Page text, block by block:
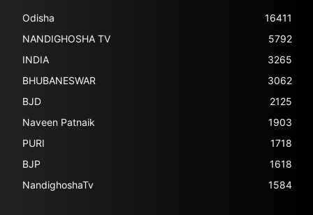
Odisha
16411
NANDIGHOSHA TV
5792
INDIA
3265
BHUBANESWAR
3062
BJD
2125
Naveen Patnaik
1903
PURI
1718
BJP
1618
NandighoshaTv
1584